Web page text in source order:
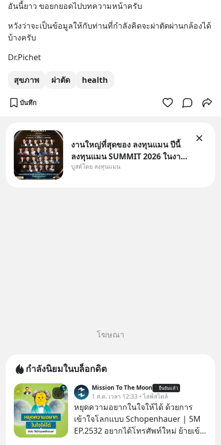
อันนี้ยาว ขอยกยอดไปบทความหน้าครับ
หวังว่าจะเป็นข้อมูลให้กับท่านที่กำลังคิดจะผ่าตัดผ่านกล้องได้
บ้างครับ
Dr.Pichet
สุขภาพ ผ่าตัด health
บันทึก
งานใหญ่ที่สุดของ ลงทุนแมน ปีนี้
ลงทุนแมน SUMMIT 2026 ในงาน
นี้จะมีเจ้าของธุรกิจ Dr.PONG,
บูสต์โดย ลงทุนแมน
โฆษณา
กำลังนิยมในบล็อกดิต
Mission To The Moon ยืนยันแล้ว
1 ส.ค. เวลา 12:33 • ไลฟ์สไตล์
หยุดความอยากในใจให้ได้ ด้วยการ
เข้าใจโลกแบบ Schopenhauer | 5M
EP.2532 อยากได้โทรศัพท์ใหม่ ย้ายเข้า